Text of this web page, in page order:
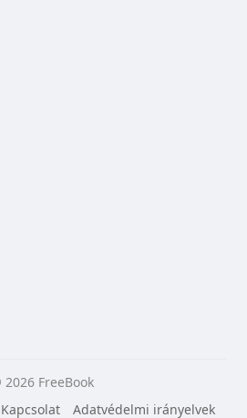
FreeBook
Kapcsolat
Adatvédelmi irányelvek